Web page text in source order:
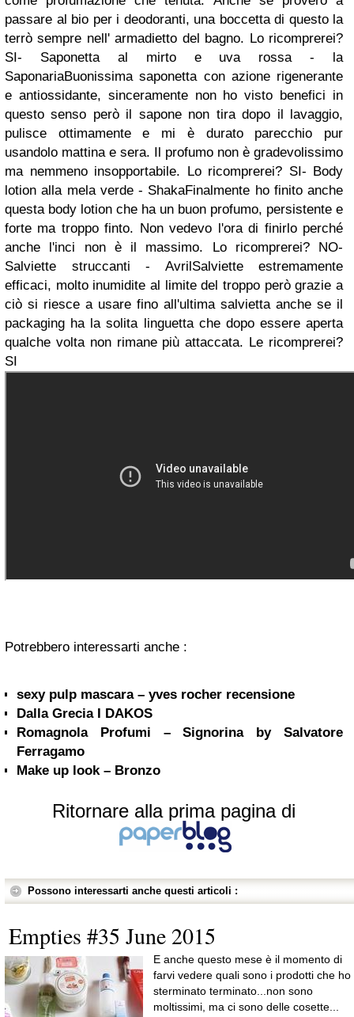
passare al bio per i deodoranti, una boccetta di questo la
terrò sempre nell' armadietto del bagno. Lo ricomprerei?
SI- Saponetta al mirto e uva rossa - la
SaponariaBuonissima saponetta con azione rigenerante
e antiossidante, sinceramente non ho visto benefici in
questo senso però il sapone non tira dopo il lavaggio,
pulisce ottimamente e mi è durato parecchio pur
usandolo mattina e sera. Il profumo non è gradevolissimo
ma nemmeno insopportabile. Lo ricomprerei? SI- Body
lotion alla mela verde - ShakaFinalmente ho finito anche
questa body lotion che ha un buon profumo, persistente e
forte ma troppo finto. Non vedevo l'ora di finirlo perché
anche l'inci non è il massimo. Lo ricomprerei? NO-
Salviette struccanti - AvrilSalviette estremamente
efficaci, molto inumidite al limite del troppo però grazie a
ciò si riesce a usare fino all'ultima salvietta anche se il
packaging ha la solita linguetta che dopo essere aperta
qualche volta non rimane più attaccata. Le ricomprerei?
SI
Potrebbero interessarti anche :
sexy pulp mascara – yves rocher recensione
Dalla Grecia I DAKOS
Romagnola Profumi – Signorina by Salvatore
Ferragamo
Make up look – Bronzo
Ritornare alla prima pagina di
Possono interessarti anche questi articoli :
Empties #35 June 2015
E anche questo mese è il momento di
farvi vedere quali sono i prodotti che ho
sterminato terminato...non sono
moltissimi, ma ci sono delle cosette...